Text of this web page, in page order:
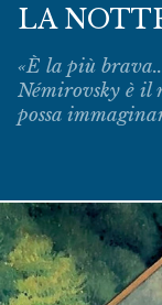
LA
«È la più
Némirovsky è il
possa